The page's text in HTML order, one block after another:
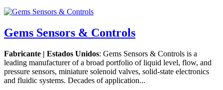
Gems Sensors & Controls
Fabricante | Estados Unidos: Gems Sensors & Controls is a
leading manufacturer of a broad portfolio of liquid level, flow, and
pressure sensors, miniature solenoid valves, solid-state electronics
and fluidic systems. Decades of application...